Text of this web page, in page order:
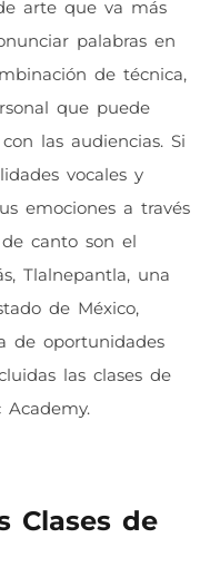
arte que va más
palabras en
de técnica,
que puede
las audiencias. Si
vocales y
emociones a través
canto son el
Tlalnepantla, una
de México,
de oportunidades
las clases de
Academy.
Clases de